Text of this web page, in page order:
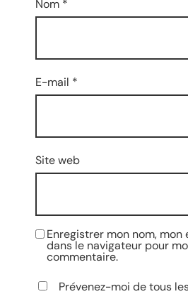
Nom *
E-mail *
Site web
Enregistrer mon nom,
dans le navigateur pour
commentaire.
Prévenez-moi de tous